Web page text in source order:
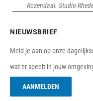
Rozendaal. Studio
NIEUWSBRIEF
Meld je aan op onze
wat er speelt in jouw